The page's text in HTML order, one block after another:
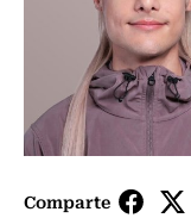
Comparte